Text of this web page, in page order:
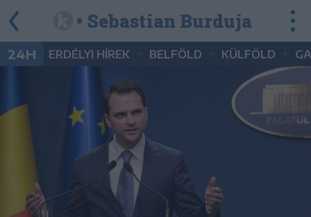
• Sebastian Burduja
24H ERDÉLYI HÍREK BELFÖLD KÜLFÖLD